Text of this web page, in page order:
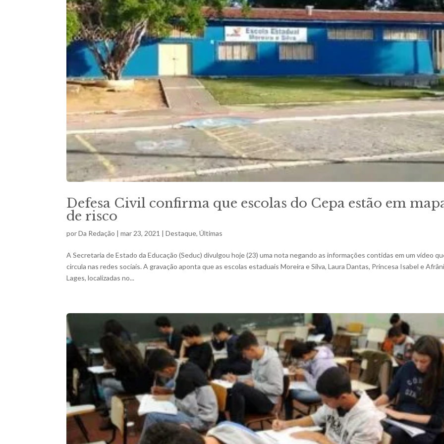
Defesa Civil confirma que escolas do Cepa estão em
de risco
porDa Redação |mar 23, 2021 |Destaque,Últimas
A Secretaria de Estado da Educação (Seduc) divulgou hoje (23) uma nota negando as informações contidas em um vídeo
circula nas redes sociais. A gravação aponta que as escolas estaduais Moreira e Silva, Laura Dantas, Princesa Isabel e
Lages, localizadas no...